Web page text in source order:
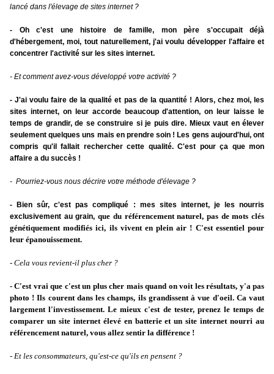
lancé dans l'élevage de sites internet ?
- Oh c'est une histoire de famille, mon père s'occupait déjà
d'hébergement, moi, tout naturellement, j'ai voulu développer l'affaire et
concentrer l'activité sur les sites internet.
- Et comment avez-vous développé votre activité ?
- J'ai voulu faire de la qualité et pas de la quantité ! Alors, chez moi, les
sites internet, on leur accorde beaucoup d'attention, on leur laisse le
temps de grandir, de se construire si je puis dire. Mieux vaut en élever
seulement quelques uns mais en prendre soin ! Les gens aujourd'hui, ont
compris qu'il fallait rechercher cette qualité. C'est pour ça que mon
affaire a du succès !
- Pourriez-vous nous décrire votre méthode d'élevage ?
- Bien sûr, c'est pas compliqué : mes sites internet, je les nourris
exclusivement au grain,que du référencement naturel, pas de mots clés
génétiquement modifiés ici, ils vivent en plein air ! C'est essentiel pour
leur épanouissement.
- Cela vous revient-il plus cher ?
- C'est vrai que c'est un plus cher mais quand on voit les résultats, y'a pas
photo ! Ils courent dans les champs, ils grandissent à vue d'oeil. Ca vaut
largement l'investissement. Le mieux c'est de tester, prenez le temps de
comparer un site internet élevé en batterie et un site internet nourri au
référencement naturel, vous allez sentir la différence !
- Et les consommateurs, qu'est-ce qu'ils en pensent ?